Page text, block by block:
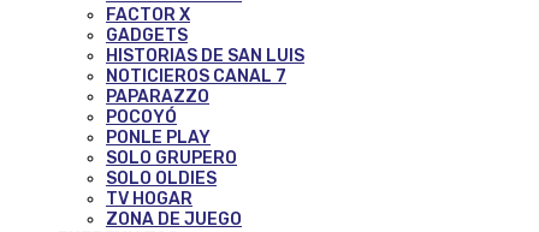
FACTOR X
GADGETS
HISTORIAS DE SAN LUIS
NOTICIEROS CANAL 7
PAPARAZZO
POCOYÓ
PONLE PLAY
SOLO GRUPERO
SOLO OLDIES
TV HOGAR
ZONA DE JUEGO